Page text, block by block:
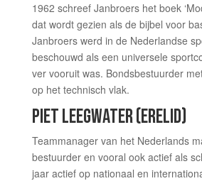
1962 schreef Janbroers het boek
dat wordt gezien als de bijbel voor
Janbroers werd in de Nederlandse
beschouwd als een universele
ver vooruit was. Bondsbestuurder
op het technisch vlak.
PIET LEEGWATER​ (ERELID)
Teammanager van het Nederlands
bestuurder en vooral ook actief als
jaar actief op nationaal en